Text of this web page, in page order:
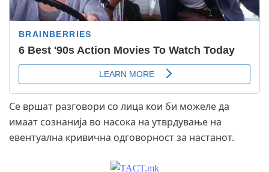
Се вршат разговори со лица кои би можеле да
имаат сознанија во насока на утврдување на
евентуална кривична одговорност за настанот.